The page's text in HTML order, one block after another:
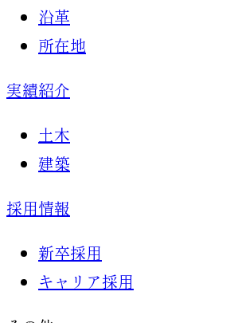
沿革
所在地
実績紹介
土木
建築
採用情報
新卒採用
キャリア採用